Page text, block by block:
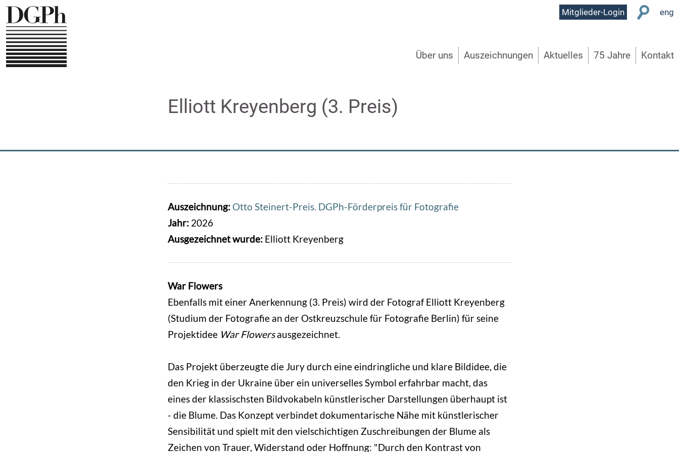
Direkt
zum
Inhalt
User
Mitglieder-Login eng
Über uns Auszeichnungen Aktuelles 75 Jahre Kontakt
Elliott Kreyenberg (3. Preis)
Auszeichnung: Otto Steinert-Preis. DGPh-Förderpreis für Fotografie
Jahr: 2026
Ausgezeichnet wurde: Elliott Kreyenberg
War Flowers
Ebenfalls mit einer Anerkennung (3. Preis) wird der Fotograf Elliott Kreyenberg
(Studium der Fotografie an der Ostkreuzschule für Fotografie Berlin) für seine
Projektidee War Flowersausgezeichnet.
Das Projekt überzeugte die Jury durch eine eindringliche und klare Bildidee, die
den Krieg in der Ukraine über ein universelles Symbol erfahrbar macht, das
eines der klassischsten Bildvokabeln künstlerischer Darstellungen überhaupt ist
- die Blume. Das Konzept verbindet dokumentarische Nähe mit künstlerischer
Sensibilität und spielt mit den vielschichtigen Zuschreibungen der Blume als
Zeichen von Trauer, Widerstand oder Hoffnung: "Durch den Kontrast von